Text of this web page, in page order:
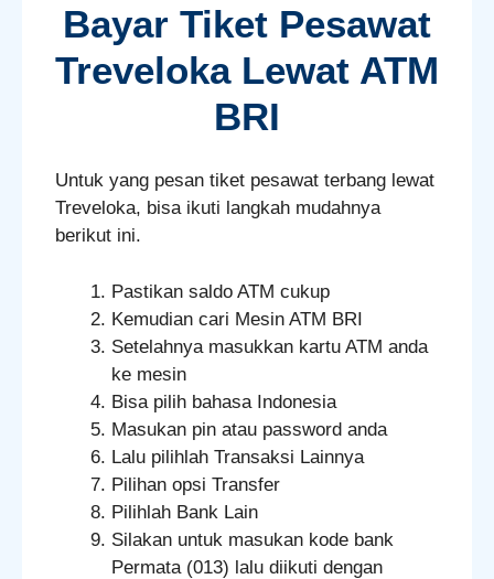
Bayar Tiket Pesawat
Treveloka Lewat ATM
BRI
Untuk yang pesan tiket pesawat terbang lewat
Treveloka, bisa ikuti langkah mudahnya
berikut ini.
Pastikan saldo ATM cukup
Kemudian cari Mesin ATM BRI
Setelahnya masukkan kartu ATM anda
ke mesin
Bisa pilih bahasa Indonesia
Masukan pin atau password anda
Lalu pilihlah Transaksi Lainnya
Pilihan opsi Transfer
Pilihlah Bank Lain
Silakan untuk masukan kode bank
Permata (013) lalu diikuti dengan